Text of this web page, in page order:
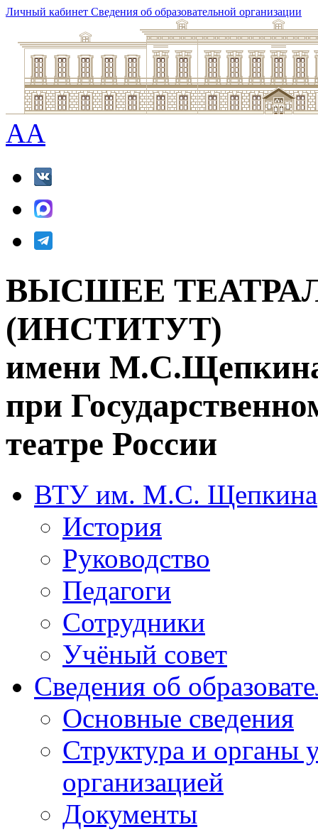
Личный кабинет Сведения об образовательной организации
AA
ВЫСШЕЕ
(ИНСТИТУТ)
имени
при
театре России
ВТУ им. М.С. Щепкина
История
Руководство
Педагоги
Сотрудники
Учёный совет
Сведения об
Основные сведения
Структура и органы
организацией
Документы